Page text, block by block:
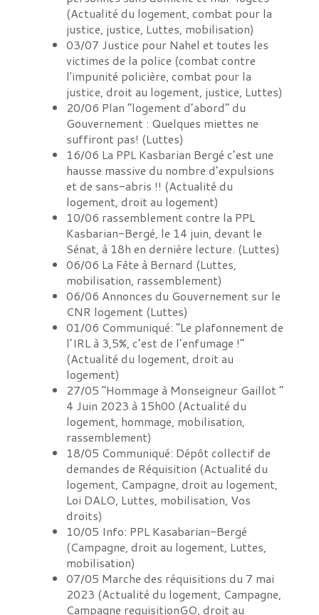
(Actualité du logement, combat pour la
justice, justice, Luttes, mobilisation)
03/07 Justice pour Nahel et toutes les
victimes de la police (combat contre
l'impunité policière, combat pour la
justice, droit au logement, justice, Luttes)
20/06 Plan “logement d’abord” du
Gouvernement : Quelques miettes ne
suffiront pas! (Luttes)
16/06 La PPL Kasbarian Bergé c’est une
hausse massive du nombre d’expulsions
et de sans-abris !! (Actualité du
logement, droit au logement)
10/06 rassemblement contre la PPL
Kasbarian-Bergé, le 14 juin, devant le
Sénat, à 18h en dernière lecture. (Luttes)
06/06 La Fête à Bernard (Luttes,
mobilisation, rassemblement)
06/06 Annonces du Gouvernement sur le
CNR logement (Luttes)
01/06 Communiqué: “Le plafonnement de
l’IRL à 3,5%, c’est de l’enfumage !”
(Actualité du logement, droit au
logement)
27/05 “Hommage à Monseigneur Gaillot ”
4 Juin 2023 à 15h00 (Actualité du
logement, hommage, mobilisation,
rassemblement)
18/05 Communiqué: Dépôt collectif de
demandes de Réquisition (Actualité du
logement, Campagne, droit au logement,
Loi DALO, Luttes, mobilisation, Vos
droits)
10/05 Info: PPL Kasabarian-Bergé
(Campagne, droit au logement, Luttes,
mobilisation)
07/05 Marche des réquisitions du 7 mai
2023 (Actualité du logement, Campagne,
Campagne requisitionGO, droit au